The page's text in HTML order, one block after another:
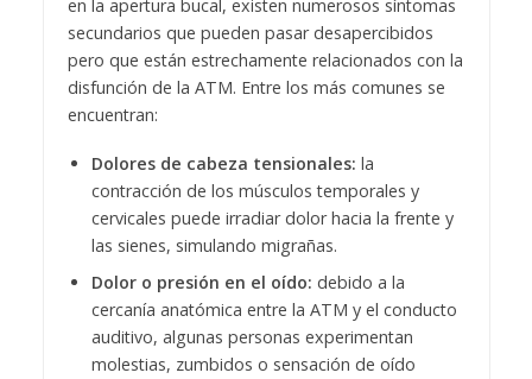
en la apertura bucal, existen numerosos síntomas
secundarios que pueden pasar desapercibidos
pero que están estrechamente relacionados con la
disfunción de la ATM. Entre los más comunes se
encuentran:
Dolores de cabeza tensionales: la
contracción de los músculos temporales y
cervicales puede irradiar dolor hacia la frente y
las sienes, simulando migrañas.
Dolor o presión en el oído: debido a la
cercanía anatómica entre la ATM y el conducto
auditivo, algunas personas experimentan
molestias, zumbidos o sensación de oído